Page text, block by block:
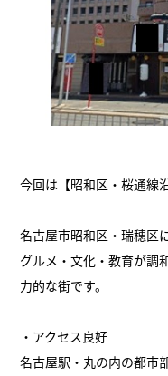
今回は【昭和区・桜通線
名古屋市昭和区・瑞穂区
グルメ・文化・教育が調
力的な街です。
・アクセス良好
名古屋駅・丸の内の都市